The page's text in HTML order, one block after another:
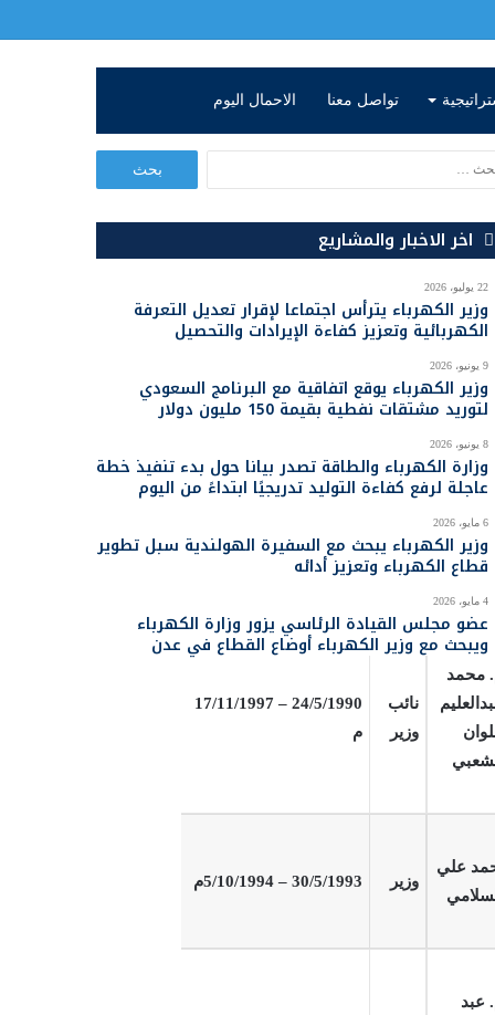
تواصل معنا الاحمال اليوم
الاسم
د. عبد
محمود
عبدالحميد
محمد
نائب
وزير
24/5/1990 – 17/11/1997
م
علي
وزير 30/5/1993 – 5/10/1994م
عبد
ن
:
اخر الاخبار والمشاريع
22 يوليو، 2026
وزير الكهرباء يترأس اجتماعا لإقرار تعديل التعرفة
الكهربائية وتعزيز كفاءة الإيرادات والتحصيل
9 يونيو، 2026
وزير الكهرباء يوقع اتفاقية مع البرنامج السعودي
لتوريد مشتقات نفطية بقيمة 150 مليون دولار
8 يونيو، 2026
وزارة الكهرباء والطاقة تصدر بيانا حول بدء تنفيذ خطة
عاجلة لرفع كفاءة التوليد تدريجيًا ابتداءً من اليوم
6 مايو، 2026
وزير الكهرباء يبحث مع السفيرة الهولندية سبل تطوير
قطاع الكهرباء وتعزيز أدائه
4 مايو، 2026
عضو مجلس القيادة الرئاسي يزور وزارة الكهرباء
ويبحث مع وزير الكهرباء أوضاع القطاع في عدن